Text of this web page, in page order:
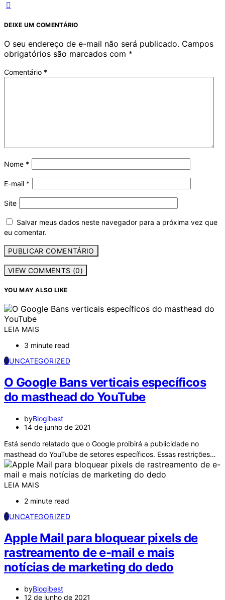
DEIXE UM COMENTÁRIO
O seu endereço de e-mail não será publicado. Campos
obrigatórios são marcados com *
Comentário *
Nome *
E-mail *
Site
Salvar meus dados neste navegador para a próxima vez que
eu comentar.
VIEW COMMENTS (0)
YOU MAY ALSO LIKE
LEIA MAIS
3 minute read
UUNCATEGORIZED
O Google Bans verticais específicos
do masthead do YouTube
byBlogibest
14 de junho de 2021
Está sendo relatado que o Google proibirá a publicidade no
masthead do YouTube de setores específicos. Essas restrições…
LEIA MAIS
2 minute read
UUNCATEGORIZED
Apple Mail para bloquear pixels de
rastreamento de e-mail e mais
notícias de marketing do dedo
byBlogibest
12 de junho de 2021